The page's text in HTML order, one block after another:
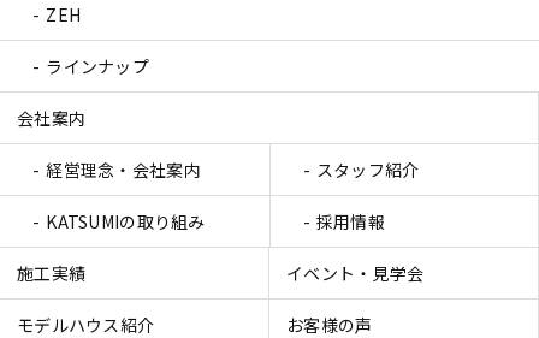
ZEH
ラインナップ
会社案内
経営理念・会社案内 スタッフ紹介
KATSUMIの取り組み 採用情報
施工実績 イベント・見学会
モデルハウス紹介 お客様の声